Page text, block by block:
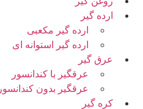
ارده گیر
ارده گیر مکعبی
ارده گیر استوانه ای
عرق گیر
عرقگیر با کندانسور
عرقگیر بدون کندانسور
کره گیر